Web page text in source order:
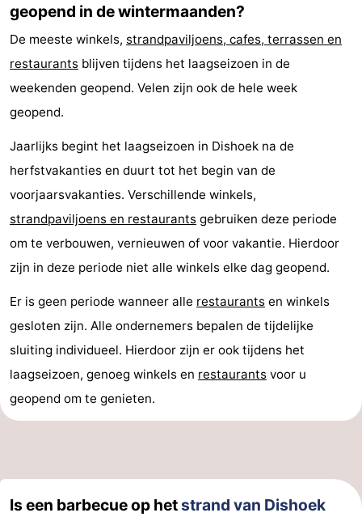
geopend in de wintermaanden?
De meeste winkels, strandpaviljoens, cafes, terrassen en
restaurants blijven tijdens het laagseizoen in de
weekenden geopend. Velen zijn ook de hele week
geopend.
Jaarlijks begint het laagseizoen in Dishoek na de
herfstvakanties en duurt tot het begin van de
voorjaarsvakanties. Verschillende winkels,
strandpaviljoens en restaurants gebruiken deze periode
om te verbouwen, vernieuwen of voor vakantie. Hierdoor
zijn in deze periode niet alle winkels elke dag geopend.
Er is geen periode wanneer alle restaurants en winkels
gesloten zijn. Alle ondernemers bepalen de tijdelijke
sluiting individueel. Hierdoor zijn er ook tijdens het
laagseizoen, genoeg winkels en restaurants voor u
geopend om te genieten.
Is een barbecue op hetstrand van Dishoek